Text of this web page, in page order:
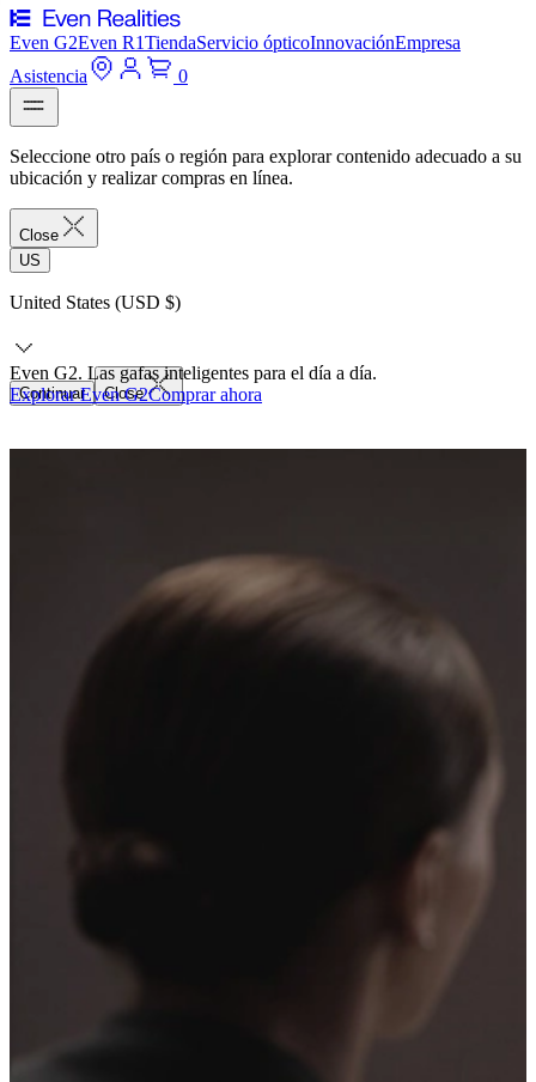
Even G2Even R1TiendaServicio ópticoInnovaciónEmpresa
Asistencia
0
Seleccione otro país o región para explorar contenido adecuado a su
ubicación y realizar compras en línea.
Close
US
United States (USD $)
Continuar Close
Even G2. Las gafas inteligentes para el día a día.
Explorar Even G2Comprar ahora